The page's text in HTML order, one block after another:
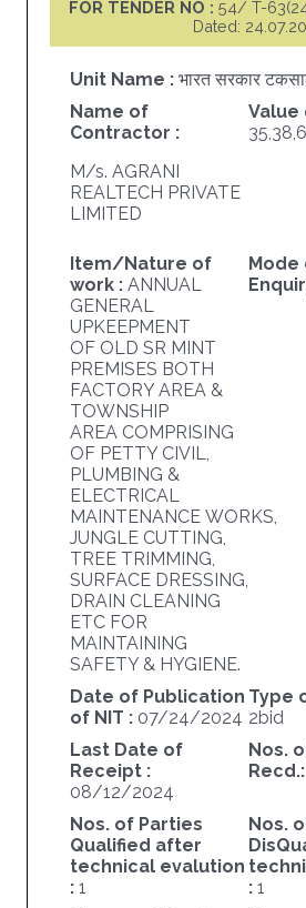
FOR TENDER NO :54/ T-
Dated:
Unit Name : भारत सरकार
Name of
Contractor :
M/s. AGRANI
REALTECH PRIVATE
LIMITED
Value
Item/Nature of
work : ANNUAL
GENERAL
UPKEEPMENT
OF OLD SR MINT
PREMISES BOTH
FACTORY AREA &
TOWNSHIP
AREA COMPRISING
OF PETTY CIVIL,
PLUMBING &
ELECTRICAL
MAINTENANCE WORKS,
JUNGLE CUTTING,
TREE TRIMMING,
SURFACE DRESSING,
DRAIN CLEANING
ETC FOR
MAINTAINING
SAFETY & HYGIENE.
Mode
Date of Publication
of NIT : 07/24/2024
Type
2bid
Last Date of
Receipt :
08/12/2024
Nos.
Recd.:
Nos. of Parties
Qualified after
technical evalution
: 1
Nos.
: 1